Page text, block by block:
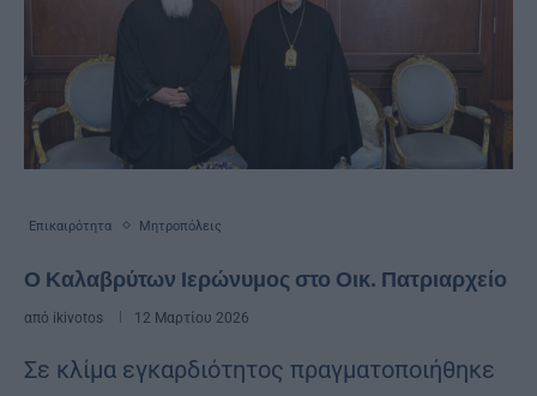
Επικαιρότητα Μητροπόλεις
Ο Καλαβρύτων Ιερώνυμος στο Οικ. Πατριαρχείο
από ikivotos 12 Μαρτίου 2026
Σε κλίμα εγκαρδιότητος πραγματοποιήθηκε